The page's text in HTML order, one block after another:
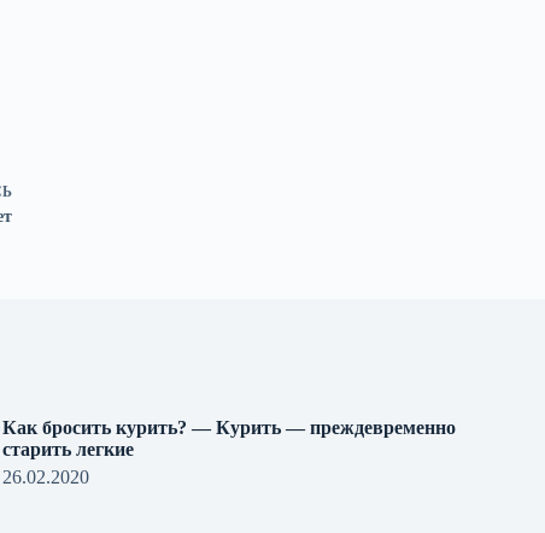
Как бросить курить? — Курить — преждевременно
старить легкие
26.02.2020